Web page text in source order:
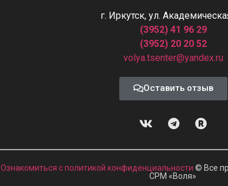
г. Иркутск, ул.
(3952) 41 96 29
(3952) 20 20 52
volya.tsenter@yandex.ru
Оставить отзыв
Ознакомиться с политикой конфиденциальности© Все
СРМ «Воля»